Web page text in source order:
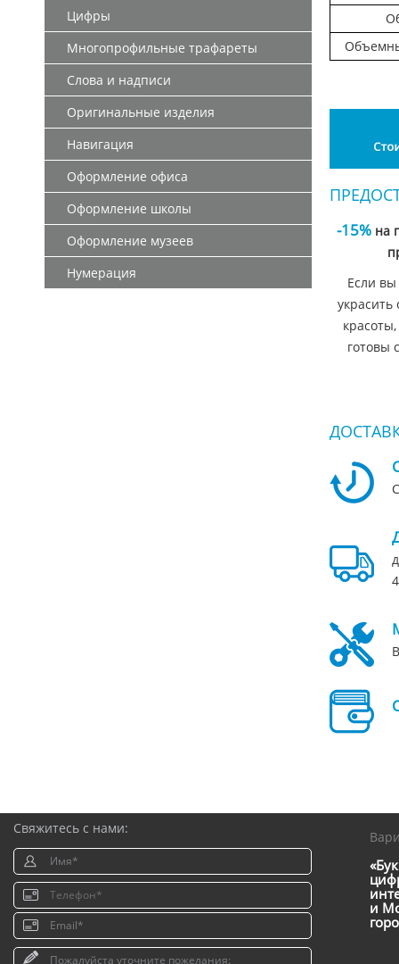
Цифры
Многопрофильные трафареты
Слова и надписи
Оригинальные изделия
Навигация
Оформление офиса
Оформление школы
Оформление музеев
Нумерация
-15%на
Если вы
украсить
готовы
Свяжитесь с нами:
и